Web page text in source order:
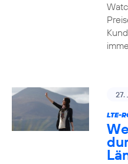
27.
LTE-